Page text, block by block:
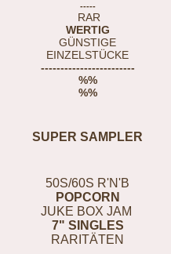
-----
RAR
WERTIG
GÜNSTIGE
EINZELSTÜCKE
------------------------
%%
%%
SUPER SAMPLER
50S/60S R'N'B
POPCORN
JUKE BOX JAM
7" SINGLES
RARITÄTEN